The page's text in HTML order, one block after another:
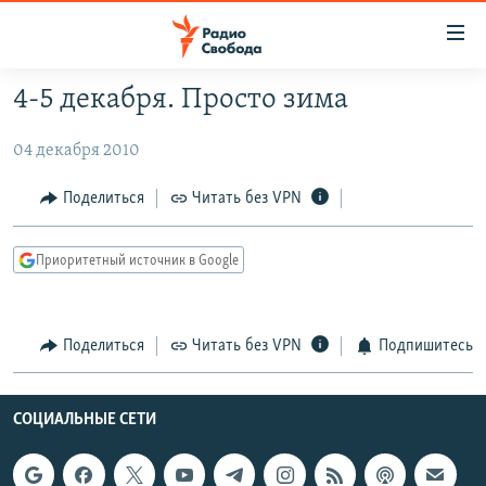
упрощенного
Вернуться
содержанию
Вернутся
навигации
Вернутся
поиску
ПРОГРАММЫ
ПОДКАСТЫ
АВТОРСКИЕ ПРОЕКТЫ
ЦИТАТЫ СВОБОДЫ
МНЕНИЯ
IDEL.РЕАЛИИ
СЕВЕР.РЕАЛИИ
СИБИРЬ.РЕАЛИИ
4-5 декабря. Просто зима
04 декабря 2010
Поделиться Читать без VPN
Приоритетный источник в Google
Поделиться Читать без VPN Подпишитесь
СОЦИАЛЬНЫЕ СЕТИ